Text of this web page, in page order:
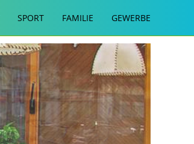
SPORT FAMILIE GEWERBE